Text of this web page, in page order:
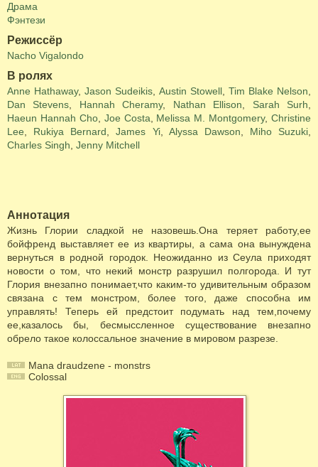
Драма
Фэнтези
Режиссёр
Nacho Vigalondo
В ролях
Anne Hathaway,Jason Sudeikis Austin Stowell, Tim Blake Nelson
Dan Stevens
Hannah Cheramy, Nathan Ellison Sarah Surh
Haeun Hannah Cho, Joe Costa Melissa M. Montgomery, Christine
Lee
Rukiya Bernard ,James Yi, Alyssa Dawson Miho Suzuki
Charles Singh Jenny Mitchell
Аннотация
Жизнь Глории сладкой не назовешь.Она теряет работу,ее
бойфренд выставляет ее из квартиры, а сама она вынуждена
вернуться в родной городок. Неожиданно из Сеула приходят
новости о том, что некий монстр разрушил полгорода. И тут
Глория внезапно понимает,что каким-то удивительным образом
связана с тем монстром, более того, даже способна им
управлять! Теперь ей предстоит подумать над тем,почему
ее,казалось бы, бесмыссленное существование внезапно
обрело такое колоссальное значение в мировом разрезе.
Mana draudzene - monstrs
Colossal